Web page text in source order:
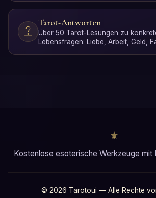
Tarot-Antworten
Über 50 Tarot-Lesungen zu
Lebensfragen: Liebe, Arbeit, Geld,
Kostenlose esoterische Werkzeuge mit
© 2026 Tarotoui — Alle Rechte